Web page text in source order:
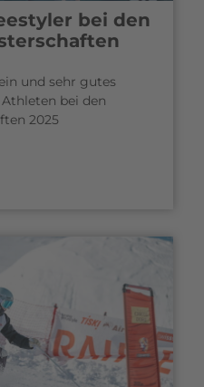
bei den
und sehr gutes
bei den
2025